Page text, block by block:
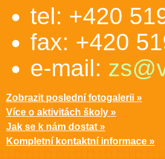
tel: +420
fax: +420
e-mail:
Zobrazit poslední fotogalerii »
Více o aktivitách školy »
Jak se k nám dostat »
Kompletní kontaktní informace »